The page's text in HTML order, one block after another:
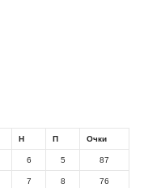
Н П Очки
6 5 87
7 8 76